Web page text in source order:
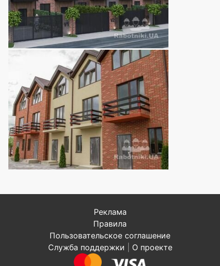
Реклама
Правила
Пользовательское соглашение
Служба поддержки
О проекте